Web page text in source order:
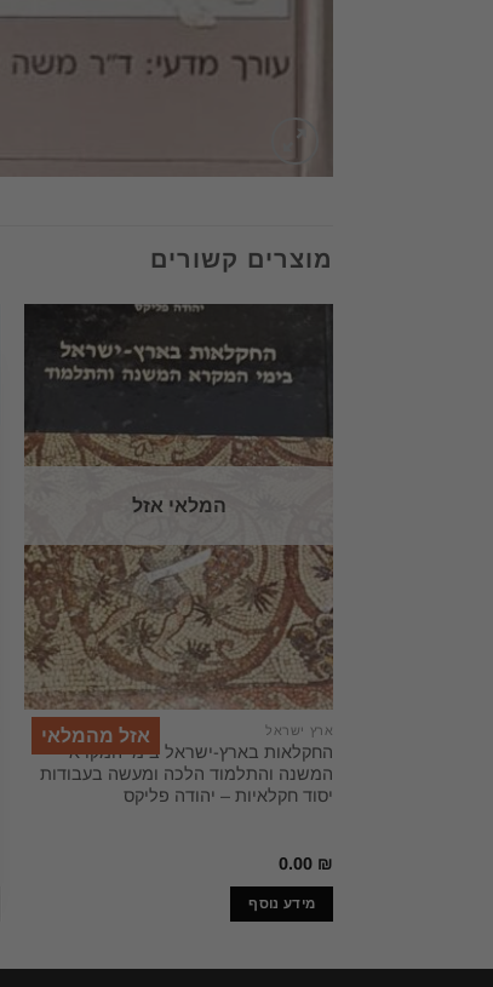
מוצרים קשורים
המלאי אזל
אזל מהמלאי ארץ ישראל
החקלאות בארץ-ישראל בימי המקרא
המשנה והתלמוד הלכה ומעשה בעבודות
יסוד חקלאיות – יהודה פליקס
0.00 ₪
מידע נוסף